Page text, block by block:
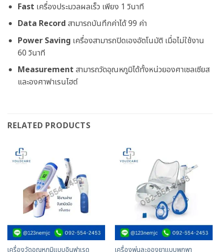
Fast เครื่องประมวลผลเร็ว เพียง 1 วินาที
Data Record สามารถบันทึกค่าได้ 99 ค่า
Power Saving เครื่องสามารถปิดเองอัตโนมัติ เมื่อไม่ใช้งาน
60 วินาที
Measurement สามารถวัดอุณหภูมิได้ทั้งหน่วยองศาเซลเซียส
และองศาฟาเรนไฮต์
RELATED PRODUCTS
เครื่องวัดอุณหภูมิแบบอินฟาเรด เครื่องพ่นละอองยาแบบพกพา